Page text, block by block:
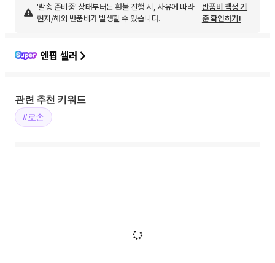
'발송 준비중' 상태부터는 환불 진행 시, 사유에 따라
현지/해외 반품비가 발생할 수 있습니다.
반품비 책정 기
준 확인하기!
엔핍 셀러
관련 추천 키워드
#로손